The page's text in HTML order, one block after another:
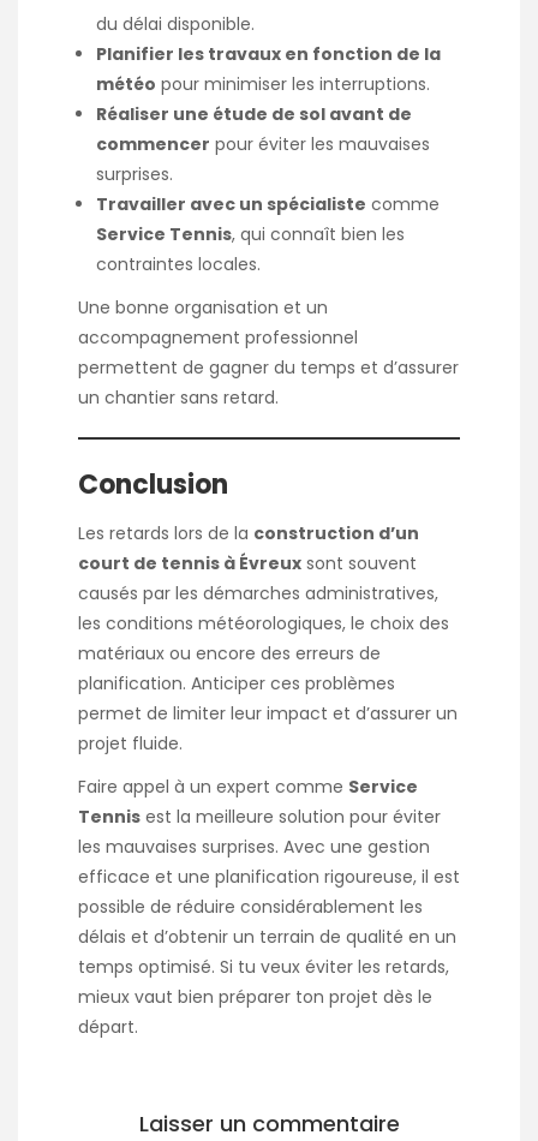
du délai disponible.
Planifier les travaux en fonction de la
météo pour minimiser les interruptions.
Réaliser une étude de sol avant de
commencer pour éviter les mauvaises
surprises.
Travailler avec un spécialiste comme
Service Tennis, qui connaît bien les
contraintes locales.
Une bonne organisation et un
accompagnement professionnel
permettent de gagner du temps et d’assurer
un chantier sans retard.
Conclusion
Les retards lors de la construction d’un
court de tennis à Évreux sont souvent
causés par les démarches administratives,
les conditions météorologiques, le choix des
matériaux ou encore des erreurs de
planification. Anticiper ces problèmes
permet de limiter leur impact et d’assurer un
projet fluide.
Faire appel à un expert comme Service
Tennis est la meilleure solution pour éviter
les mauvaises surprises. Avec une gestion
efficace et une planification rigoureuse, il est
possible de réduire considérablement les
délais et d’obtenir un terrain de qualité en un
temps optimisé. Si tu veux éviter les retards,
mieux vaut bien préparer ton projet dès le
départ.
Laisser un commentaire